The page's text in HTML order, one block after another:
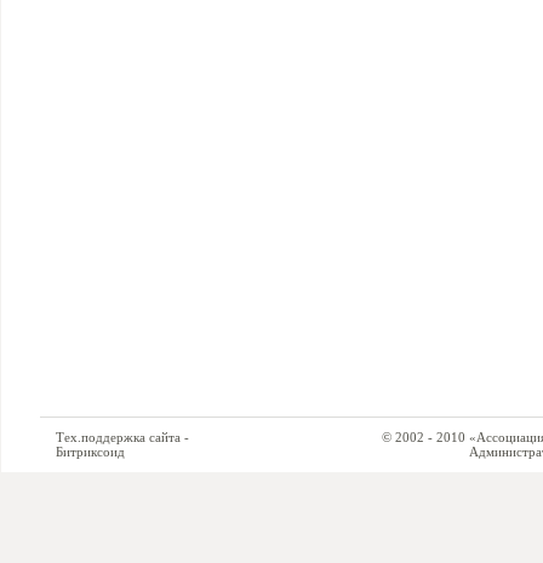
Тех.поддержка сайта -
Битриксоид
© 2002 - 2010 «Ассоциация